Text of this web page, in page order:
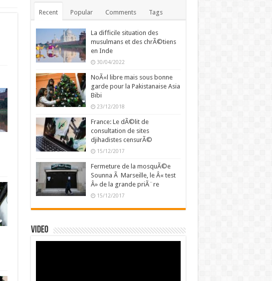
Recent Popular Comments Tags
La difficile situation des
musulmans et des chrÃ©tiens
en Inde
30/04/2022
NoÃ«l libre mais sous bonne
garde pour la Pakistanaise Asia
Bibi
23/12/2018
France: Le dÃ©lit de
consultation de sites
djihadistes censurÃ©
15/12/2017
Fermeture de la mosquÃ©e
Sounna Ã Marseille, le Â« test
Â» de la grande priÃ¨re
15/12/2017
Video